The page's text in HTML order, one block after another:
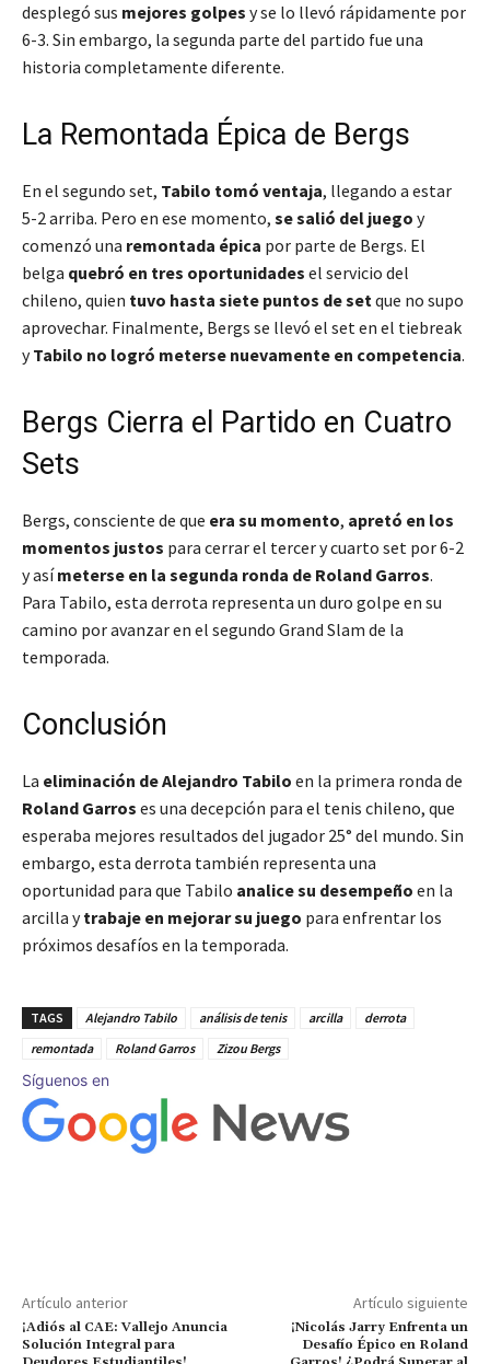
desplegó sus mejores golpes y se lo llevó rápidamente por
6-3. Sin embargo, la segunda parte del partido fue una
historia completamente diferente.
La Remontada Épica de Bergs
En el segundo set, Tabilo tomó ventaja, llegando a estar
5-2 arriba. Pero en ese momento, se salió del juego y
comenzó una remontada épica por parte de Bergs. El
belga quebró en tres oportunidades el servicio del
chileno, quien tuvo hasta siete puntos de setque no supo
aprovechar. Finalmente, Bergs se llevó el set en el tiebreak
yTabilo no logró meterse nuevamente en competencia.
Bergs Cierra el Partido en Cuatro
Sets
Bergs, consciente de que era su momento, apretó en los
momentos justos para cerrar el tercer y cuarto set por 6-2
y asímeterse en la segunda ronda de Roland Garros.
Para Tabilo, esta derrota representa un duro golpe en su
camino por avanzar en el segundo Grand Slam de la
temporada.
Conclusión
La eliminación de Alejandro Tabilo en la primera ronda de
Roland Garros es una decepción para el tenis chileno, que
esperaba mejores resultados del jugador 25° del mundo. Sin
embargo, esta derrota también representa una
oportunidad para que Tabilo analice su desempeño en la
arcilla ytrabaje en mejorar su juego para enfrentar los
próximos desafíos en la temporada.
TAGS Alejandro Tabilo análisis de tenis arcilla
derrota
remontada
Roland Garros Zizou Bergs
Síguenos en
Artículo anterior
¡Adiós al CAE: Vallejo Anuncia
Solución Integral para
Artículo siguiente
¡Nicolás Jarry Enfrenta un
Desafío Épico en Roland